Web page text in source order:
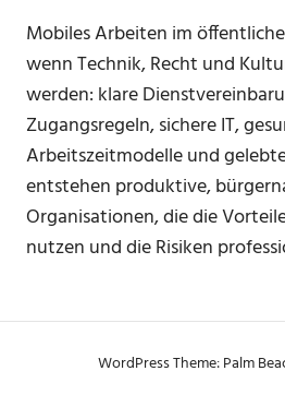
Mobiles Arbeiten im
wenn Technik, Recht und
werden: klare
Zugangsregeln, sichere IT,
Arbeitszeitmodelle und
entstehen produktive,
Organisationen, die die
nutzen und die Risiken
WordPress Theme: Palm